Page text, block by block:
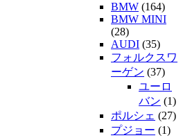
BMW (164)
BMW MINI
(28)
AUDI (35)
フォルクスワ
ーゲン (37)
ユーロ
バン (1)
ポルシェ (27)
プジョー (1)